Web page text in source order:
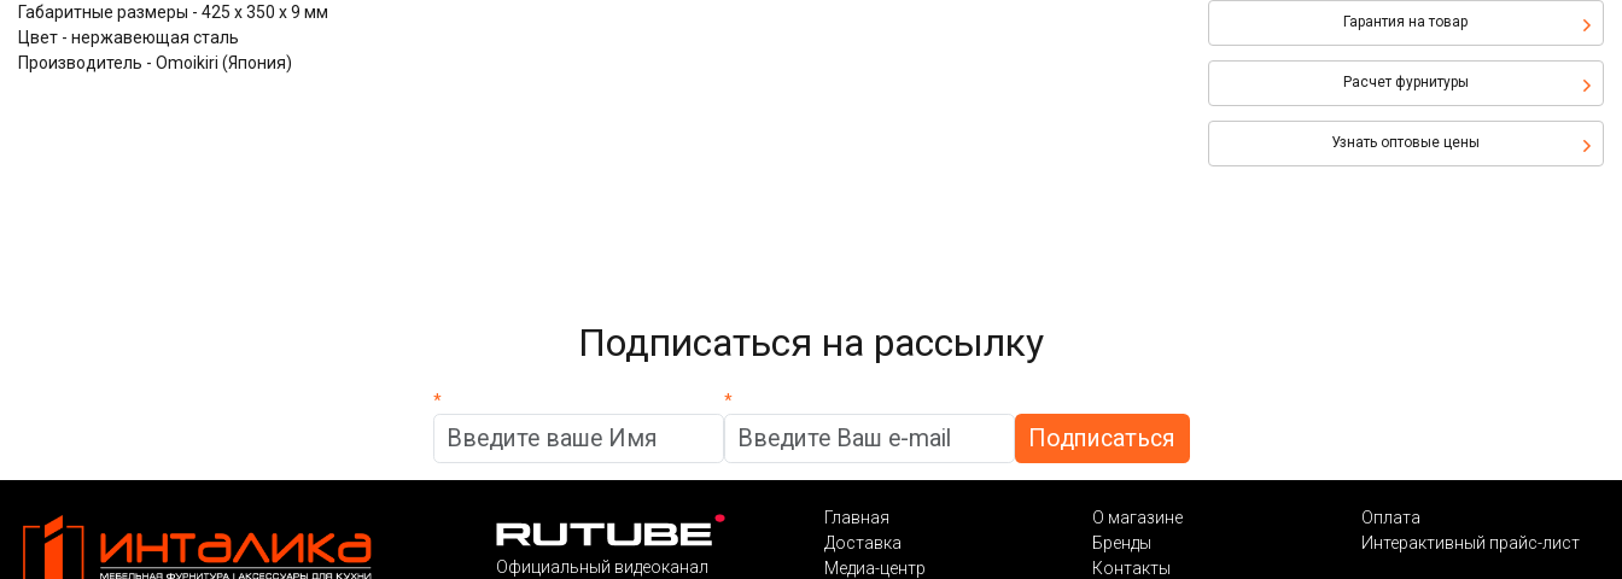
Гарантия на товар
Расчет фурнитуры
Узнать оптовые цены
Габаритные размеры - 425 х 350 х 9 мм
Цвет - нержавеющая сталь
Производитель - Omoikiri (Япония)
Подписаться на рассылку
* *
Официальный видеоканал
Главная О магазине
Оплата
Доставка
Бренды
Интерактивный прайс-лист
Медиа-центр
Контакты